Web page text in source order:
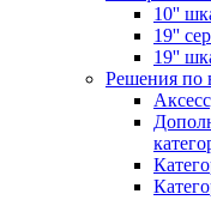
10''
19''
19''
Решения по